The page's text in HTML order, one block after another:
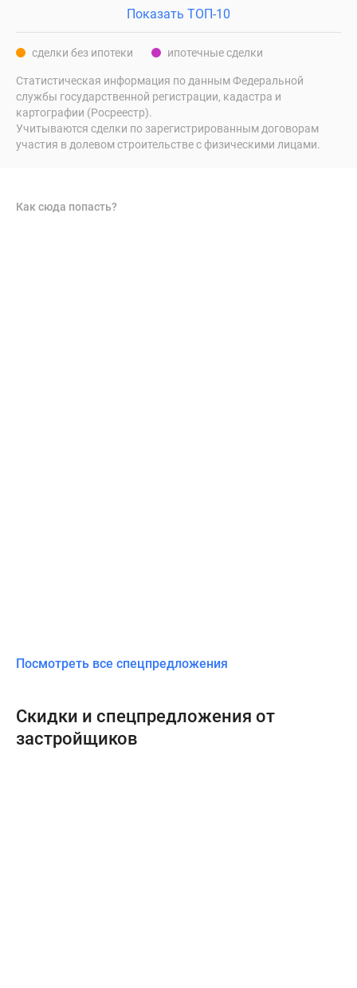
Показать ТОП-10
сделки без ипотеки ипотечные сделки
Статистическая информация по данным Федеральной
службы государственной регистрации, кадастра и
картографии (Росреестр).
Учитываются сделки по зарегистрированным договорам
участия в долевом строительстве с физическими лицами.
Как сюда попасть?
Посмотреть все спецпредложения
Скидки и спецпредложения от
застройщиков